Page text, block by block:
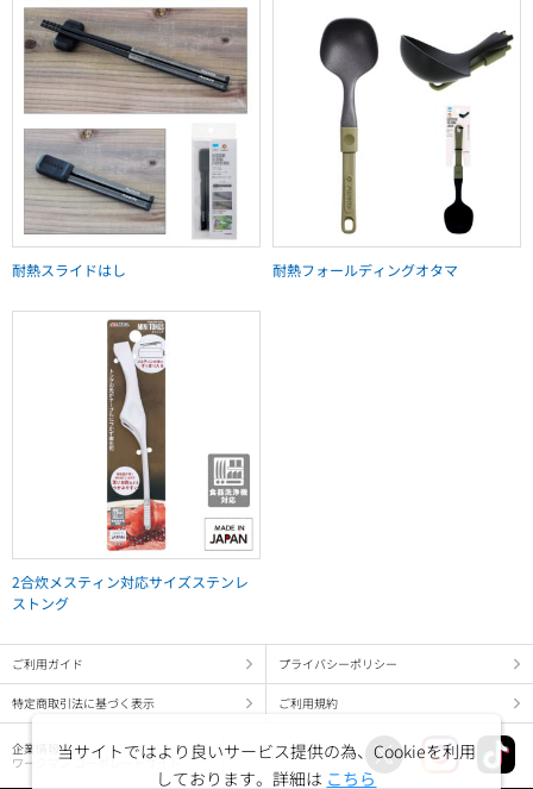
耐熱スライドはし 耐熱フォールディングオタマ
2合炊メスティン対応サイズステンレ
ストング
ご利用ガイド プライバシーポリシー
特定商取引法に基づく表示 ご利用規約
企業情報
ワークマン コーポレートサイト
当サイトではより良いサービス提供の為、Cookieを利用
しております。詳細は こちら